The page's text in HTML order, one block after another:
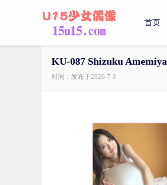
首页
KU-087 Shizuku Amemiya
时间：发布于2026-7-3